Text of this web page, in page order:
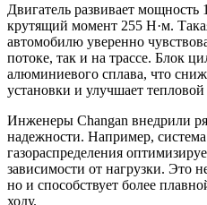
Двигатель развивает
крутящий момент 255 Н·м.
автомобилю уверенно
потоке, так и на трассе. Блок
алюминиевого сплава, что
установки и улучшает тепловой
Инженеры Changan внедрили
надежности. Например,
газораспределения
зависимости от нагрузки. Это
но и способствует более
ходу.